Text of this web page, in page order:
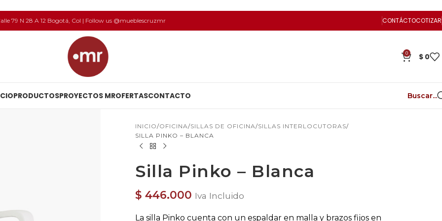
79 N 28 A 12 Bogotá, Col | Follow us @mueblescruzmr CONTÁCTOCOTIZAR
0 $ 0
PRODUCTOSPROYECTOS MROFERTASCONTACTO Buscar...
INICIO OFICINA SILLAS DE OFICINA SILLAS INTERLOCUTORAS
SILLA PINKO – BLANCA
Silla Pinko – Blanca
$ 446.000 Iva Incluido
La silla Pinko cuenta con un espaldar en malla y brazos fijos en